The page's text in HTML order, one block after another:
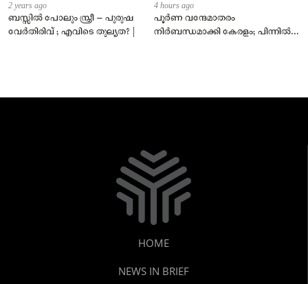
2 years ago
ബസ്സിൽ പോലും സ്ത്രീ – പുരുഷ
വേർതിരിവ് ; എവിടെ തുല്യത? |
4 hours ago
പൂർണ വന്ദേമാതരം
നിർബന്ധമാക്കി കേരളം; പിന്നിൽ
HOME
NEWS IN BRIEF